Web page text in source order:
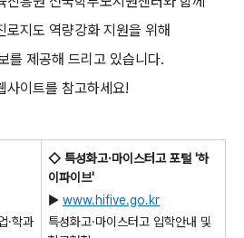
로지도 역량강화 지원을 위해
를 제공해 드리고 있습니다.
사이트를 참고하세요!
·학과
◇ 특성화고·마이스터고 포털 '하
이파이브'
▶ www.hifive.go.kr
특성화고·마이스터고 입학안내 및